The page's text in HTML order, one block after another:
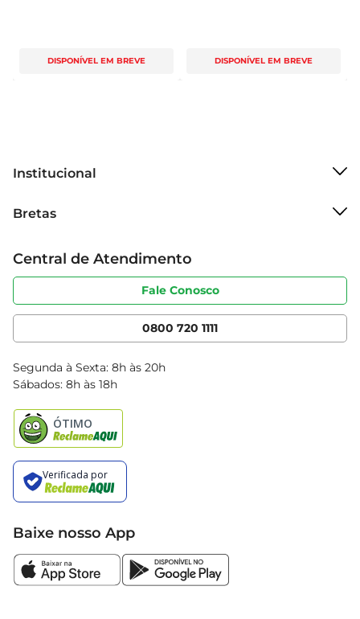
DISPONÍVEL EM BREVE DISPONÍVEL EM BREVE
Institucional
Grupo Cencosud
Sobre privacidade
Portal do fornecedor
Cencosud Media
Bretas
Produtos Bretas
Código de ética
Serviços
Clube Bretas
Blog Bretas
Black Friday
Central de Atendimento
Fale Conosco
0800 720 1111
Segunda à Sexta: 8h às 20h
Sábados: 8h às 18h
Baixe nosso App